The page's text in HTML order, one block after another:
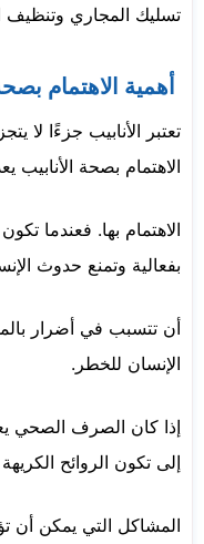
تسليك المجاري
أهمية الاهتمام
تعتبر الأنابيب جزءًا لا
الاهتمام بصحة الأنابيب
الاهتمام بها. فعندما
بفعالية وتمنع حدوث
أن تتسبب في أضرار
الإنسان للخطر.
إذا كان الصرف الصحي
إلى تكون الروائح
المشاكل التي يمكن أن